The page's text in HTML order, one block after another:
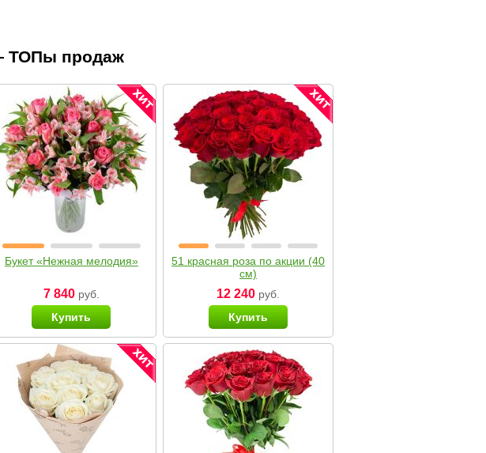
ТОПы продаж
Букет «Нежная мелодия»
7 840руб.
Купить
51 красная роза по акции (40
см)
12 240 руб.
Купить